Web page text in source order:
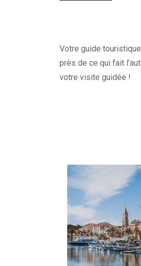
Votre guide
près de ce qui fait
votre visite guidée !